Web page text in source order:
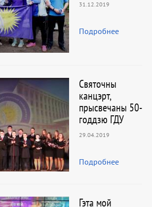
31.12.2019
Подробнее
Святочны
канцэрт,
прысвечаны 50-
годдзю ГДУ
29.04.2019
Подробнее
Гэта мой